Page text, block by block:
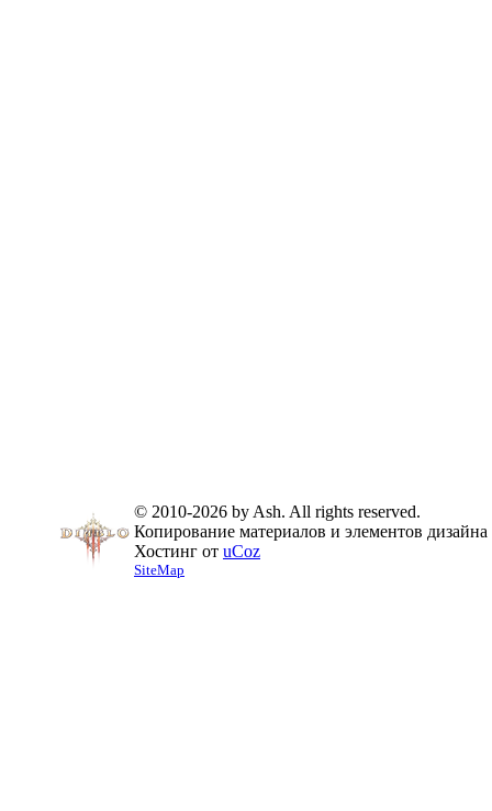
© 2010-2026 by Ash. All rights reserved.
Копирование материалов и элементов
Хостинг от uCoz
SiteMap